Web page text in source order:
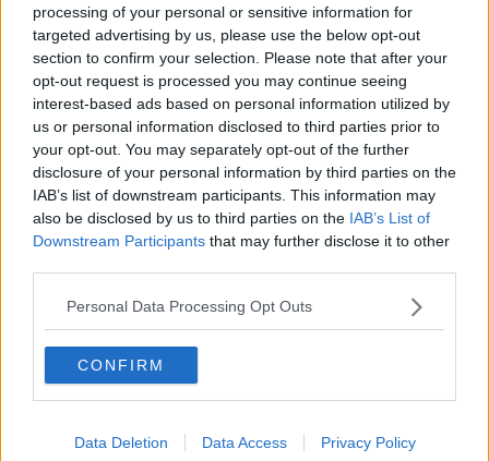
processing of your personal or sensitive information for
targeted advertising by us, please use the below opt-out
section to confirm your selection. Please note that after your
opt-out request is processed you may continue seeing
interest-based ads based on personal information utilized by
us or personal information disclosed to third parties prior to
your opt-out. You may separately opt-out of the further
disclosure of your personal information by third parties on the
IAB’s list of downstream participants. This information may
also be disclosed by us to third parties on the IAB’s List of
Downstream Participants that may further disclose it to other
Personal Data Processing Opt Outs
CONFIRM
Data Deletion Data Access Privacy Policy
una visita fatta conGoogle Glass nei prossimi anni ci darà in
tempo reale qual è la vendita media di ciascun volume e quale la
qualità media di autori ed editori.
Basandomi sulla mia trentennale esperienza di bibliotecario di
provincia (quella di Pisa) confermo che anche quest'anno la qualità
è stata bassa. Ho sfogliato qualcosa, esaminato titoli, cercato nomi
di autori nel data base della mia mente. Può darsi che mi sbagli,
ma la sensazione resta modesta.
Temi forti e innovativi non li ho visti rappresentati: poca scienza,
pochissima tecnologia, pochi libri che parlano o dovrebbero parlare
dai libri di carta? La carta è destinata ai ragazzi,
all'intrattenimento e al rincitrullimento?
Può essere. Resta il fatto che l'editoria che conta (e non solo le
grandi case editrici) continua a snobbare il PBF e questo è un
problema culturale serio che gli uomini e le donne che resistono del
partnership che vadano oltre il loro ombelico.